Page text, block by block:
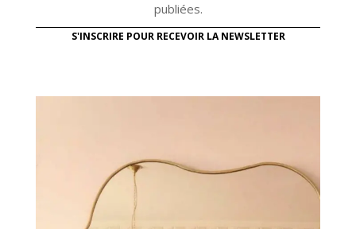
publiées.
S'INSCRIRE POUR RECEVOIR LA NEWSLETTER